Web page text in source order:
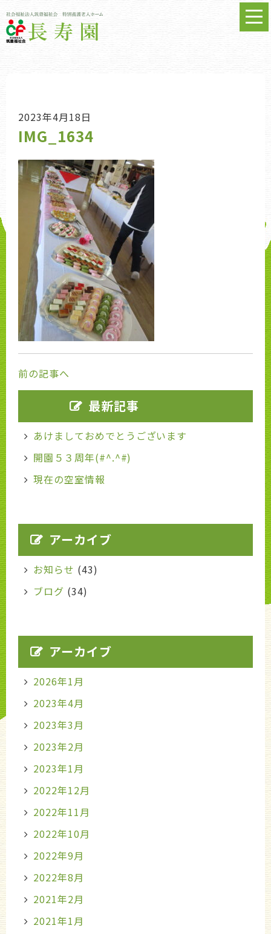
2023年4月18日
IMG_1634
前の記事へ
最新記事
あけましておめでとうございます
開園５３周年(#^.^#)
現在の空室情報
アーカイブ
お知らせ (43)
ブログ (34)
アーカイブ
2026年1月
2023年4月
2023年3月
2023年2月
2023年1月
2022年12月
2022年11月
2022年10月
2022年9月
2022年8月
2021年2月
2021年1月